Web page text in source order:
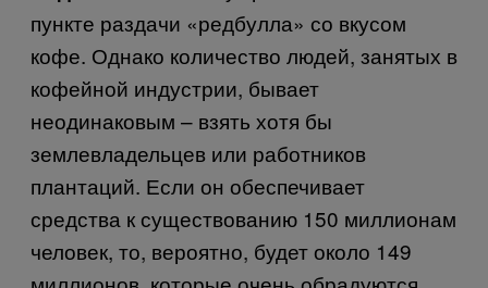
пункте раздачи «редбулла» со вкусом
кофе. Однако количество людей, занятых в
кофейной индустрии, бывает
неодинаковым – взять хотя бы
землевладельцев или работников
плантаций. Если он обеспечивает
средства к существованию 150 миллионам
человек, то, вероятно, будет около 149